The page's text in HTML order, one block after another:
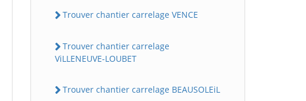
Trouver chantier carrelage VENCE
Trouver chantier carrelage
ViLLENEUVE-LOUBET
Trouver chantier carrelage BEAUSOLEiL